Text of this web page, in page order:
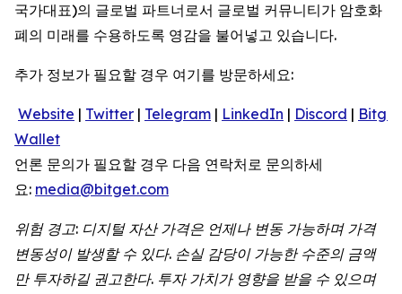
국가대표)의 글로벌 파트너로서 글로벌 커뮤니티가 암호화
폐의 미래를 수용하도록 영감을 불어넣고 있습니다.
추가 정보가 필요할 경우 여기를 방문하세요:
Website | Twitter | Telegram | LinkedIn | Discord | Bitget
Wallet
언론 문의가 필요할 경우 다음 연락처로 문의하세
요: media@bitget.com
위험 경고: 디지털 자산 가격은 언제나 변동 가능하며 가격
변동성이 발생할 수 있다. 손실 감당이 가능한 수준의 금액
만 투자하길 권고한다. 투자 가치가 영향을 받을 수 있으며